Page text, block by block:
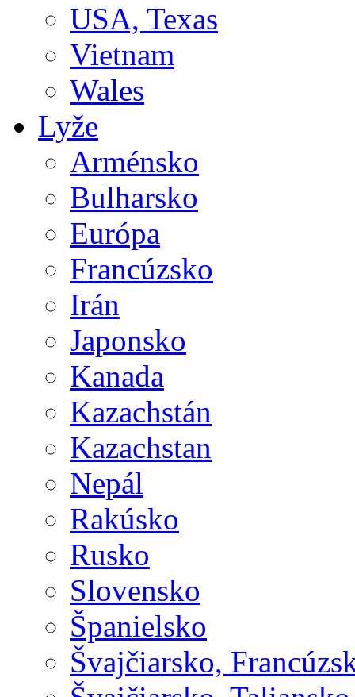
USA, Texas
Vietnam
Wales
Lyže
Arménsko
Bulharsko
Európa
Francúzsko
Irán
Japonsko
Kanada
Kazachstán
Kazachstan
Nepál
Rakúsko
Rusko
Slovensko
Španielsko
Švajčiarsko,